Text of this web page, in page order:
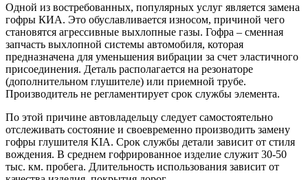
Одной из востребованных, популярных услуг является замена
гофры КИА. Это обуславливается износом, причиной чего
становятся агрессивные выхлопные газы. Гофра – сменная
запчасть выхлопной системы автомобиля, которая
предназначена для уменьшения вибрации за счет эластичного
присоединения. Деталь располагается на резонаторе
(дополнительном глушителе) или приемной трубе.
Производитель не регламентирует срок службы элемента.
По этой причине автовладельцу следует самостоятельно
отслеживать состояние и своевременно производить замену
гофры глушителя KIA. Срок службы детали зависит от стиля
вождения. В среднем гофрированное изделие служит 30-50
тыс. км. пробега. Длительность использования зависит от